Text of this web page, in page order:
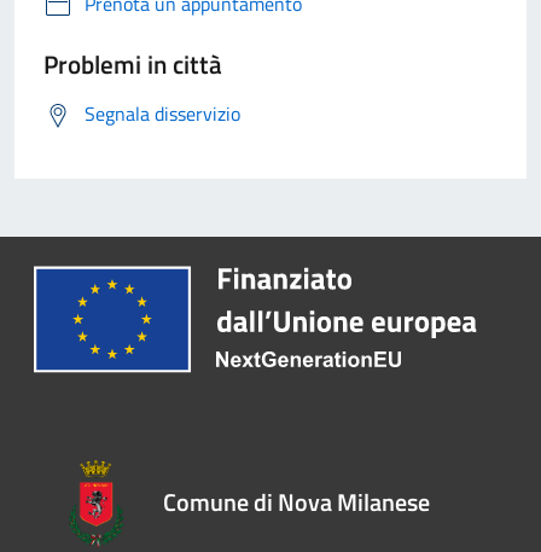
Problemi in città
Segnala disservizio
Comune di Nova Milanese